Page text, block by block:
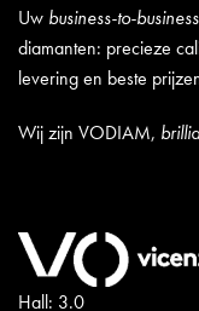
Uw business-to-business
diamanten: precieze
levering en beste
Wij zijn VODIAM,
Hall: 3.0